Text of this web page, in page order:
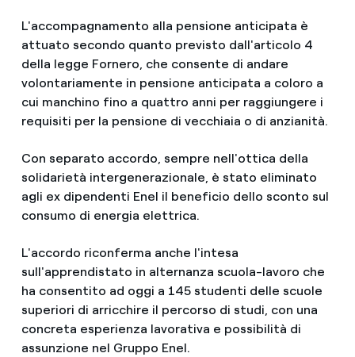
L'accompagnamento alla pensione anticipata è
attuato secondo quanto previsto dall'articolo 4
della legge Fornero, che consente di andare
volontariamente in pensione anticipata a coloro a
cui manchino fino a quattro anni per raggiungere i
requisiti per la pensione di vecchiaia o di anzianità.
Con separato accordo, sempre nell'ottica della
solidarietà intergenerazionale, è stato eliminato
agli ex dipendenti Enel il beneficio dello sconto sul
consumo di energia elettrica.
L'accordo riconferma anche l'intesa
sull'apprendistato in alternanza scuola-lavoro che
ha consentito ad oggi a 145 studenti delle scuole
superiori di arricchire il percorso di studi, con una
concreta esperienza lavorativa e possibilità di
assunzione nel Gruppo Enel.